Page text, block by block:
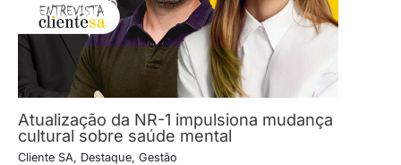
Atualização da NR-1 impulsiona mudança
cultural sobre saúde mental
Cliente SA, Destaque, Gestão